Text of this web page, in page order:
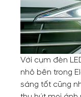
Với cụm đèn
nhỏ bên trong
sáng tốt cũng